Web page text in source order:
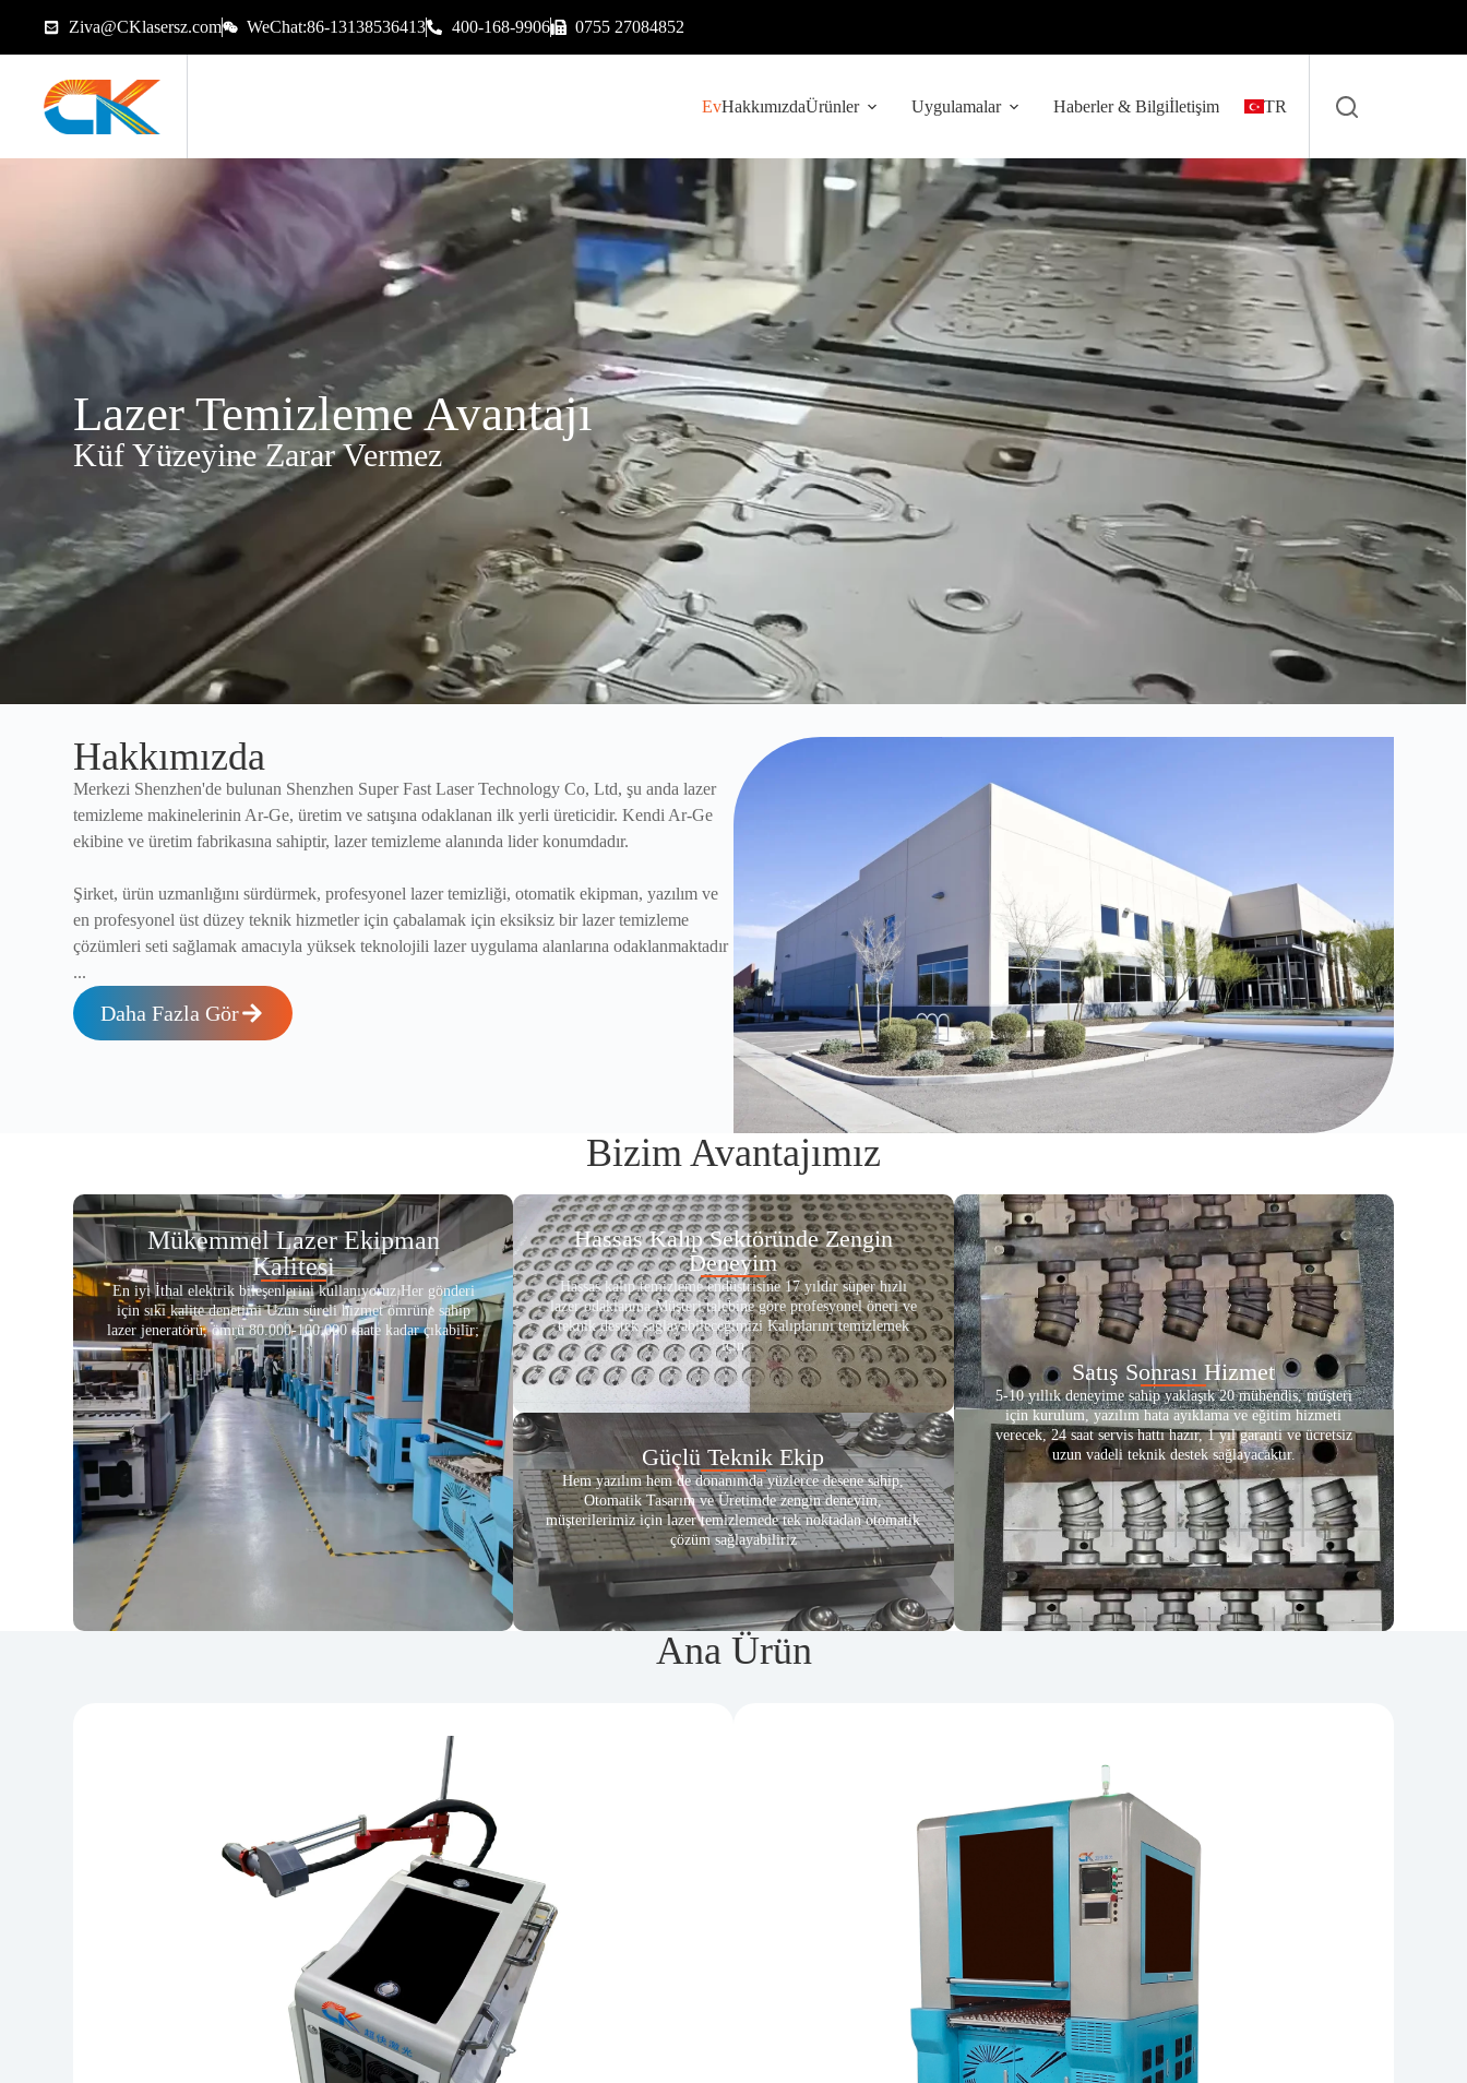
Ziva@CKlasersz.com WeChat:86-13138536413 400-168-9906 0755 27084852
EvHakkımızdaÜrünler Uygulamalar Haberler & Bilgiİletişim TR
Lazer Temizleme Avantajı
Küf Yüzeyine Zarar Vermez
Hakkımızda
Merkezi Shenzhen'de bulunan Shenzhen Super Fast Laser Technology Co, Ltd, şu anda lazer
temizleme makinelerinin Ar-Ge, üretim ve satışına odaklanan ilk yerli üreticidir. Kendi Ar-Ge
ekibine ve üretim fabrikasına sahiptir, lazer temizleme alanında lider konumdadır.
Şirket, ürün uzmanlığını sürdürmek, profesyonel lazer temizliği, otomatik ekipman, yazılım ve
en profesyonel üst düzey teknik hizmetler için çabalamak için eksiksiz bir lazer temizleme
çözümleri seti sağlamak amacıyla yüksek teknolojili lazer uygulama alanlarına odaklanmaktadır
...
Daha Fazla Gör
Bizim Avantajımız
Mükemmel Lazer Ekipman
Kalitesi
En iyi İthal elektrik bileşenlerini kullanıyoruz Her gönderi
için sıkı kalite denetimi Uzun süreli hizmet ömrüne sahip
lazer jeneratörü, ömrü 80.000-100.000 saate kadar çıkabilir;
Hassas Kalıp Sektöründe Zengin
Deneyim
Hassas kalıp temizleme endüstrisine 17 yıldır süper hızlı
lazer odaklanma Müşteri talebine göre profesyonel öneri ve
teknik destek sağlayabileceğimizi Kalıplarını temizlemek
için
Güçlü Teknik Ekip
Hem yazılım hem de donanımda yüzlerce desene sahip,
Otomatik Tasarım ve Üretimde zengin deneyim,
müşterilerimiz için lazer temizlemede tek noktadan otomatik
çözüm sağlayabiliriz
Satış Sonrası Hizmet
5-10 yıllık deneyime sahip yaklaşık 20 mühendis, müşteri
için kurulum, yazılım hata ayıklama ve eğitim hizmeti
verecek, 24 saat servis hattı hazır, 1 yıl garanti ve ücretsiz
uzun vadeli teknik destek sağlayacaktır.
Ana Ürün